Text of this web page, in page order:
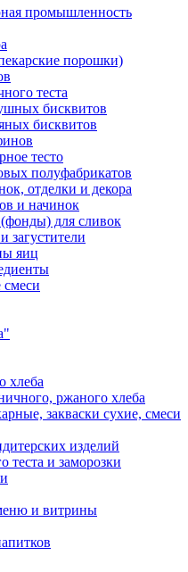
промышленность
порошки)
теста
бисквитов
бисквитов
тесто
полуфабрикатов
отделки и декора
и начинок
для сливок
загустители
яиц
хлеба
ржаного хлеба
закваски сухие, смеси
изделий
теста и заморозки
и витрины